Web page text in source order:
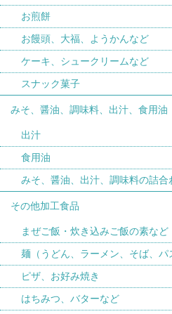
お煎餅
お饅頭、大福、ようかんなど
ケーキ、シュークリームなど
スナック菓子
みそ、醤油、調味料、出汁、食用油
出汁
食用油
みそ、醤油、出汁、調味料の詰合
その他加工食品
まぜご飯・炊き込みご飯の素など
麺（うどん、ラーメン、そば、パ
ピザ、お好み焼き
はちみつ、バターなど